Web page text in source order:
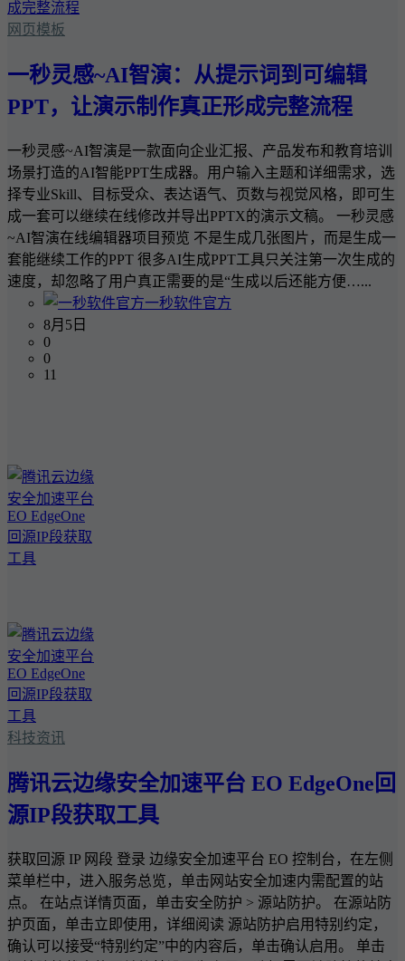
网页模板
一秒灵感~AI智演：从提示词到可编辑
PPT，让演示制作真正形成完整流程
一秒灵感~AI智演是一款面向企业汇报、产品发布和教育培训
场景打造的AI智能PPT生成器。用户输入主题和详细需求，选
择专业Skill、目标受众、表达语气、页数与视觉风格，即可生
成一套可以继续在线修改并导出PPTX的演示文稿。 一秒灵感
~AI智演在线编辑器项目预览 不是生成几张图片，而是生成一
套能继续工作的PPT 很多AI生成PPT工具只关注第一次生成的
速度，却忽略了用户真正需要的是“生成以后还能方便…...
一秒软件官方
8月5日
0
0
11
科技资讯
腾讯云边缘安全加速平台 EO EdgeOne回
源IP段获取工具
获取回源 IP 网段 登录 边缘安全加速平台 EO 控制台，在左侧
菜单栏中，进入服务总览，单击网站安全加速内需配置的站
点。 在站点详情页面，单击安全防护 > 源站防护。 在源站防
护页面，单击立即使用，详细阅读 源站防护启用特别约定，
确认可以接受“特别约定”中的内容后，单击确认启用。 单击